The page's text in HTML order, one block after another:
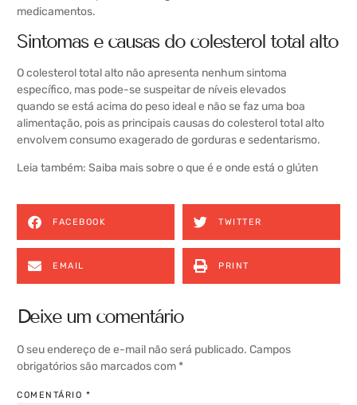
medicamentos.
Sintomas e causas do colesterol total alto
O colesterol total alto não apresenta nenhum sintoma
específico, mas pode-se suspeitar de níveis elevados
quando se está acima do peso ideal e não se faz uma boa
alimentação, pois as principais causas do colesterol total alto
envolvem consumo exagerado de gorduras e sedentarismo.
Leia também: Saiba mais sobre o que é e onde está o glúten
FACEBOOK TWITTER
EMAIL PRINT
Deixe um comentário
O seu endereço de e-mail não será publicado. Campos
obrigatórios são marcados com *
COMENTÁRIO *